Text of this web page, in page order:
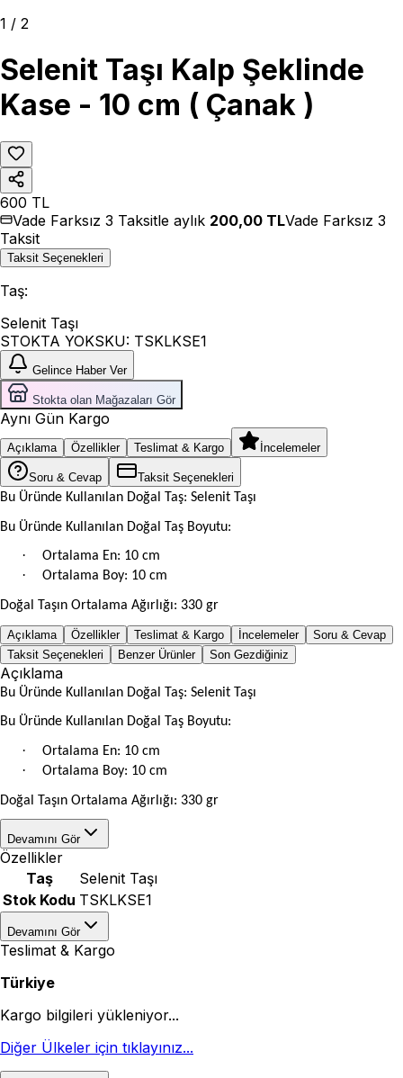
1 / 2
Selenit Taşı Kalp Şeklinde
Kase - 10 cm ( Çanak )
600 TL
Vade Farksız 3 Taksitle aylık 200,00 TLVade Farksız 3
Taksit
Taksit Seçenekleri
Taş:
Selenit Taşı
STOKTA YOKSKU: TSKLKSE1
Gelince Haber Ver
Stokta olan Mağazaları Gör
Aynı Gün Kargo
Açıklama Özellikler Teslimat & Kargo İncelemeler
Soru & Cevap Taksit Seçenekleri
Bu Üründe Kullanılan Doğal Taş: Selenit Taşı
Bu Üründe Kullanılan Doğal Taş Boyutu:
· Ortalama En: 10 cm
· Ortalama Boy: 10 cm
Doğal Taşın Ortalama Ağırlığı: 330 gr
Açıklama Özellikler Teslimat & Kargo İncelemeler
Soru & Cevap
Taksit Seçenekleri
Benzer Ürünler Son Gezdiğiniz
Açıklama
Bu Üründe Kullanılan Doğal Taş: Selenit Taşı
Bu Üründe Kullanılan Doğal Taş Boyutu:
· Ortalama En: 10 cm
· Ortalama Boy: 10 cm
Doğal Taşın Ortalama Ağırlığı: 330 gr
Devamını Gör
Özellikler
Taş
Selenit Taşı
Stok Kodu TSKLKSE1
Devamını Gör
Teslimat & Kargo
Türkiye
Kargo bilgileri yükleniyor...
Diğer Ülkeler için tıklayınız...